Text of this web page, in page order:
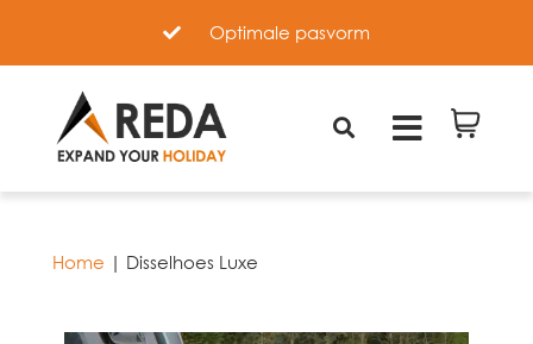
Optimale pasvorm
Home | Disselhoes Luxe